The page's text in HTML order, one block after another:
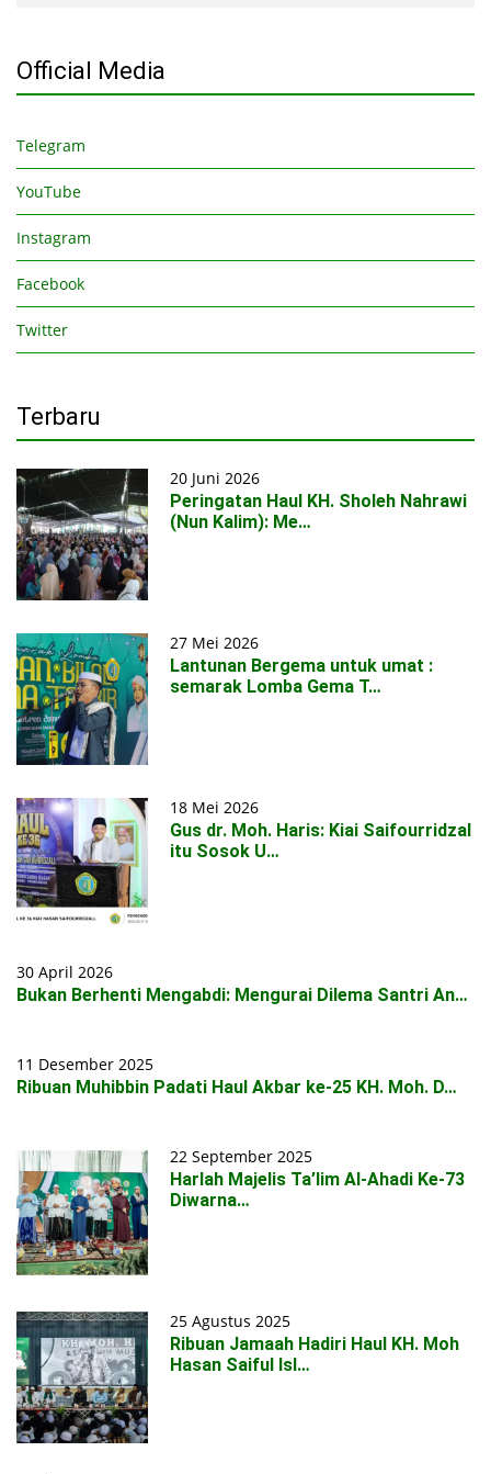
Official Media
Telegram
YouTube
Instagram
Facebook
Twitter
Terbaru
20 Juni 2026
Peringatan Haul KH. Sholeh Nahrawi
(Nun Kalim): Me…
27 Mei 2026
Lantunan Bergema untuk umat :
semarak Lomba Gema T…
18 Mei 2026
Gus dr. Moh. Haris: Kiai Saifourridzal
itu Sosok U…
30 April 2026
Bukan Berhenti Mengabdi: Mengurai Dilema Santri An…
11 Desember 2025
Ribuan Muhibbin Padati Haul Akbar ke-25 KH. Moh. D…
22 September 2025
Harlah Majelis Ta’lim Al-Ahadi Ke-73
Diwarna…
25 Agustus 2025
Ribuan Jamaah Hadiri Haul KH. Moh
Hasan Saiful Isl…